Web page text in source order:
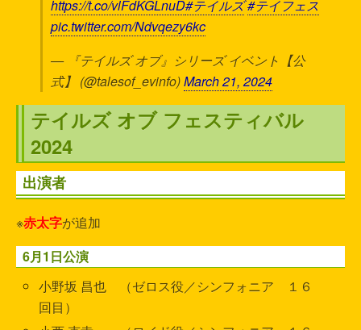
https://t.co/vlFdKGLnuD#テイルズ#テイフェス
pic.twitter.com/Ndvqezy6kc
— 『テイルズ オブ』シリーズ イベント【公
式】 (@talesof_evinfo)March 21, 2024
テイルズ オブ フェスティバル
2024
出演者
※赤太字が追加
6月1日公演
小野坂 昌也 （ゼロス役／シンフォニア １６
回目）